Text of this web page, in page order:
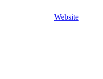
Website